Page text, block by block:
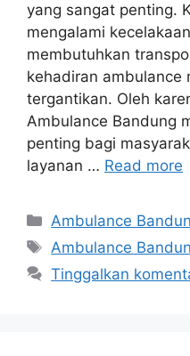
yang sangat penting.
mengalami
membutuhkan
kehadiran ambulance
tergantikan. Oleh
Ambulance Bandung
penting bagi
layanan … Read more
Kategori
Ambulance
Tag
Ambulance
Tinggalkan